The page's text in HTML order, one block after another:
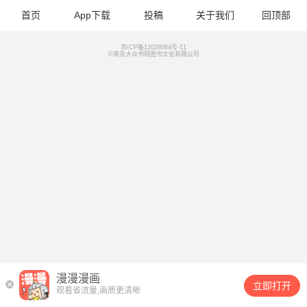
首页 App下载 投稿 关于我们 回顶部
苏ICP备12028084号-11
©南京大众书网图书文化有限公司
漫漫漫画
观看省流量,画质更清晰 立即打开